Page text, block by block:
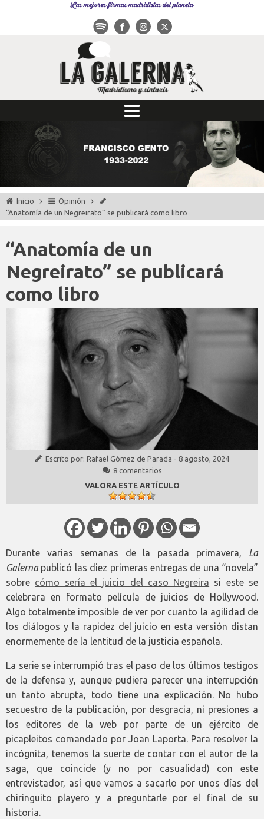
Las mejores firmas madridistas del planeta
Inicio
Opinión
“Anatomía de un Negreirato” se publicará como libro
“Anatomía de un
Negreirato” se publicará
como libro
Escrito por: Rafael Gómez de Parada - 8 agosto, 2024
8 comentarios
VALORA ESTE ARTÍCULO
Durante varias semanas de la pasada primavera, La
Galernapublicó las diez primeras entregas de una “novela”
sobre cómo sería el juicio del caso Negreira si este se
celebrara en formato película de juicios de Hollywood.
Algo totalmente imposible de ver por cuanto la agilidad de
los diálogos y la rapidez del juicio en esta versión distan
enormemente de la lentitud de la justicia española.
La serie se interrumpió tras el paso de los últimos testigos
de la defensa y, aunque pudiera parecer una interrupción
un tanto abrupta, todo tiene una explicación. No hubo
secuestro de la publicación, por desgracia, ni presiones a
los editores de la web por parte de un ejército de
picapleitos comandado por Joan Laporta. Para resolver la
incógnita, tenemos la suerte de contar con el autor de la
saga, que coincide (y no por casualidad) con este
entrevistador, así que vamos a sacarlo por unos días del
chiringuito playero y a preguntarle por el final de su
historia.